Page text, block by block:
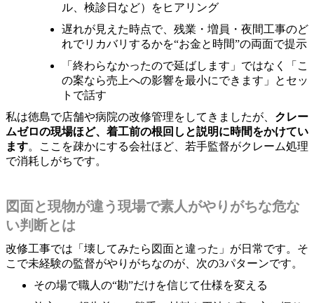
ル、検診日など）をヒアリング
遅れが見えた時点で、残業・増員・夜間工事のど
れでリカバリするかを“お金と時間”の両面で提示
「終わらなかったので延ばします」ではなく「こ
の案なら売上への影響を最小にできます」とセッ
トで話す
私は徳島で店舗や病院の改修管理をしてきましたが、 クレー
ムゼロの現場ほど、着工前の根回しと説明に時間をかけてい
ます。ここを疎かにする会社ほど、若手監督がクレーム処理
で消耗しがちです。
図面と現物が違う現場で素人がやりがちな危な
い判断とは
改修工事では「壊してみたら図面と違った」が日常です。そ
こで未経験の監督がやりがちなのが、次の3パターンです。
その場で職人の“勘”だけを信じて仕様を変える